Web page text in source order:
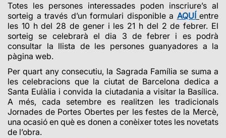
Totes les persones interessades poden inscriure’s al
sorteig a través d’un formulari disponible a AQUÍ entre
les 10 h del 28 de gener i les 21 h del 2 de febrer. El
sorteig se celebrarà el dia 3 de febrer i es podrà
consultar la llista de les persones guanyadores a la
pàgina web.
Per quart any consecutiu, la Sagrada Família se suma a
les celebracions que la ciutat de Barcelona dedica a
Santa Eulàlia i convida la ciutadania a visitar la Basílica.
A més, cada setembre es realitzen les tradicionals
Jornades de Portes Obertes per les festes de la Mercè,
una ocasió en què es donen a conèixer totes les novetats
de l’obra.